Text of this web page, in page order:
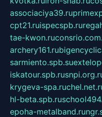
associaciya39.ru
cpt21.ruispecspb.ru
tae-kwon.ru
archery161.ru
sarmiento.spb.su
iskatour.spb.ru
krygeva-spa.ru
hl-beta.spb.ru
epoha-metalband.ru